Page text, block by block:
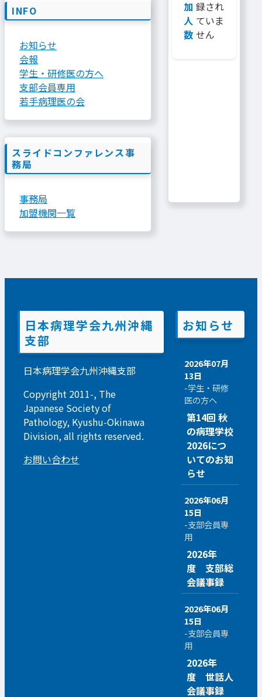
INFO
お知らせ
会報
学生・研修医の方へ
支部会員専用
若手病理医の会
スライドコンファレンス事
務局
事務局
加盟機関一覧
加
人
数
録され
ていま
せん
日本病理学会九州沖縄
支部
日本病理学会九州沖縄支部
Copyright 2011-, The
Japanese Society of
Pathology, Kyushu-Okinawa
Division, all rights reserved.
お問い合わせ
お知らせ
2026年07月
13日
-学生・研修
医の方へ
第14回 秋
の病理学校
2026につ
いてのお知
らせ
2026年06月
15日
-支部会員専
用
2026年
度 支部総
会議事録
2026年06月
15日
-支部会員専
用
2026年
度 世話人
会議事録